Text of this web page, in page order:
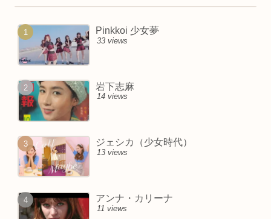
Pinkkoi 少女夢
33 views
岩下志麻
14 views
ジェシカ（少女時代）
13 views
アンナ・カリーナ
11 views